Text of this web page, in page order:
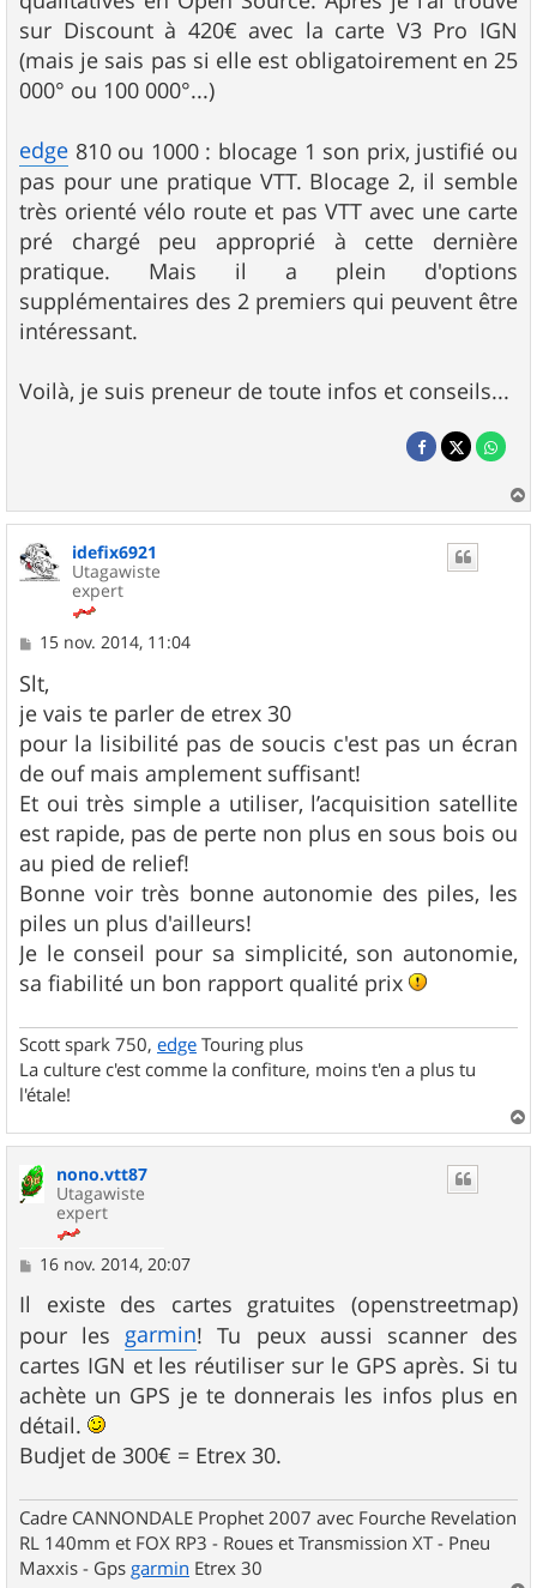
sur Discount à 420€ avec la carte V3 Pro IGN
(mais je sais pas si elle est obligatoirement en 25
000° ou 100 000°...)
edge 810 ou 1000 : blocage 1 son prix, justifié ou
pas pour une pratique VTT. Blocage 2, il semble
très orienté vélo route et pas VTT avec une carte
pré chargé peu approprié à cette dernière
pratique. Mais il a plein d'options
supplémentaires des 2 premiers qui peuvent être
intéressant.
Voilà, je suis preneur de toute infos et conseils...
a
idefix6921
Utagawiste
expert
M
s
s
a
g
e
15 nov. 2014, 11:04
Slt,
je vais te parler de etrex 30
pour la lisibilité pas de soucis c'est pas un écran
de ouf mais amplement suffisant!
Et oui très simple a utiliser, l’acquisition satellite
est rapide, pas de perte non plus en sous bois ou
au pied de relief!
Bonne voir très bonne autonomie des piles, les
piles un plus d'ailleurs!
Je le conseil pour sa simplicité, son autonomie,
sa fiabilité un bon rapport qualité prix
Scott spark 750, edge Touring plus
La culture c'est comme la confiture, moins t'en a plus tu
l'étale!
a
nono.vtt87
Utagawiste
expert
M
a
g
e
16 nov. 2014, 20:07
Il existe des cartes gratuites (openstreetmap)
pour lesgarmin! Tu peux aussi scanner des
cartes IGN et les réutiliser sur le GPS après. Si tu
achète un GPS je te donnerais les infos plus en
détail.
Budjet de 300€ = Etrex 30.
Cadre CANNONDALE Prophet 2007 avec Fourche Revelation
RL 140mm et FOX RP3 - Roues et Transmission XT - Pneu
Maxxis - Gps garmin Etrex 30